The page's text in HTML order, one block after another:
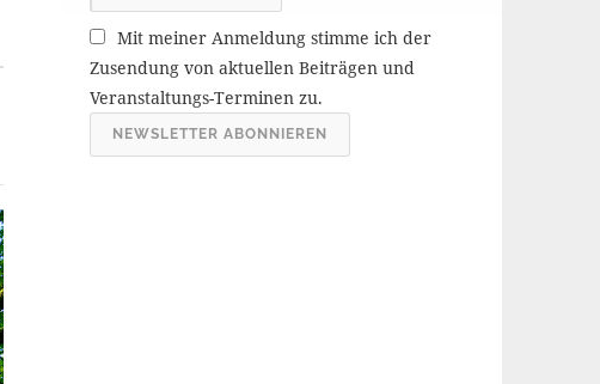
r
c
h
i
Mit meiner Anmeldung stimme ich der
Zusendung von aktuellen Beiträgen und
Veranstaltungs-Terminen zu.